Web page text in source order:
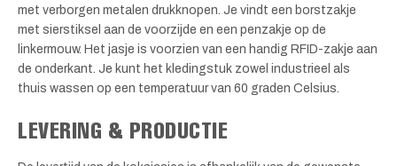
met verborgen metalen drukknopen. Je vindt een borstzakje
met sierstiksel aan de voorzijde en een penzakje op de
linkermouw. Het jasje is voorzien van een handig RFID-zakje aan
de onderkant. Je kunt het kledingstuk zowel industrieel als
thuis wassen op een temperatuur van 60 graden Celsius.
LEVERING & PRODUCTIE